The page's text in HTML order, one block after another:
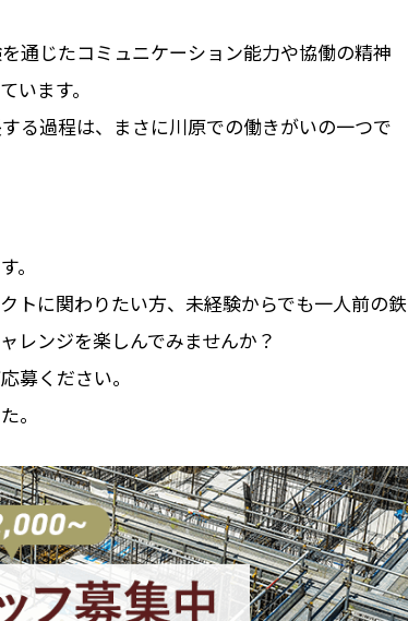
通じたコミュニケーション能力や協働の精神
います。
る過程は、まさに川原での働きがいの一つで
。
トに関わりたい方、未経験からでも一人前の鉄
レンジを楽しんでみませんか？
募ください。
。